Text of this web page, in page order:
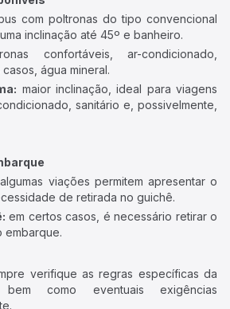
com poltronas do tipo convencional
inclinação até 45º e banheiro.
confortáveis, ar-condicionado,
água mineral.
maior inclinação, ideal para viagens
sanitário e, possivelmente,
algumas viações permitem apresentar o
de retirada no guichê.
em certos casos, é necessário retirar o
embarque.
verifique as regras específicas da
como eventuais exigências